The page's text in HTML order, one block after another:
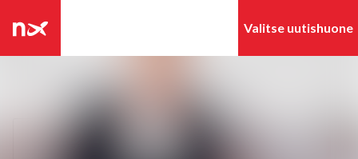
Tuoreimmat